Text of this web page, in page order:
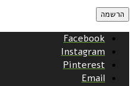
Facebook
Instagram
Pinterest
Email